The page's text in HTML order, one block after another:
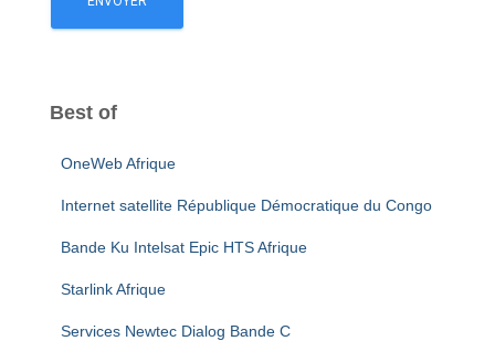
Best of
OneWeb Afrique
Internet satellite République Démocratique du Congo
Bande Ku Intelsat Epic HTS Afrique
Starlink Afrique
Services Newtec Dialog Bande C